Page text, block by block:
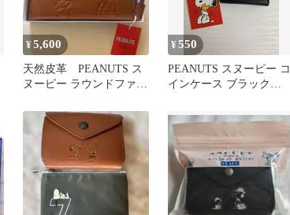
¥5,600
天然皮革 PEANUTS ス
ヌーピー ラウンドファス
¥550
PEANUTS スヌーピー コ
インケース ブラック